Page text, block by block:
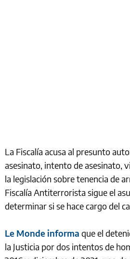
La Fiscalía acusa al presunto
asesinato, intento de asesinato,
la legislación sobre tenencia de
Fiscalía Antiterrorista sigue el
determinar si se hace cargo del
Le Monde informa que el
la Justicia por dos intentos de